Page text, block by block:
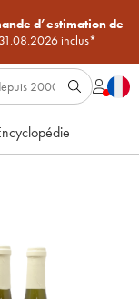
d’estimation de
inclus*